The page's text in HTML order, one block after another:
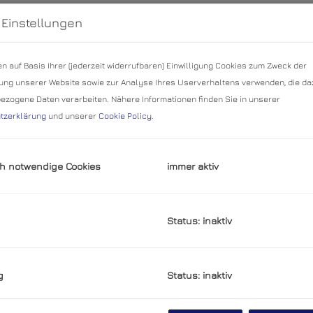
Wohnen über den Dächern
- Erstbezüge in U-Bahn
auf Basis Ihrer (jederzeit widerrufbaren) Einwilligung Cookies zum Zweck der
unserer Website sowie zur Analyse Ihres Userverhaltens verwenden, die
Daten verarbeiten. Nähere Informationen finden Sie in unserer
und unserer Cookie Policy.
notwendige Cookies immer aktiv
Status: inaktiv
Status: inaktiv